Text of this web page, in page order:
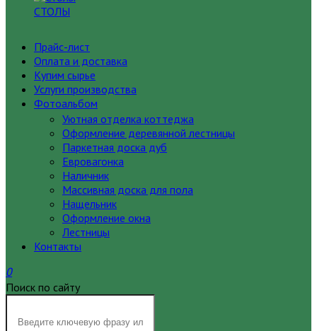
СТОЛЫ
Прайс-лист
Оплата и доставка
Купим сырье
Услуги производства
Фотоальбом
Уютная отделка коттеджа
Оформление деревянной лестницы
Паркетная доска дуб
Евровагонка
Наличник
Массивная доска для пола
Нащельник
Оформление окна
Лестницы
Контакты
0
Поиск по сайту